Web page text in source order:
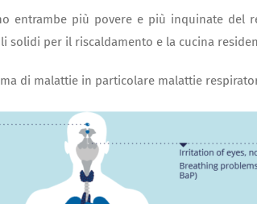
entrambe più povere e più inquinate del
solidi per il riscaldamento e la cucina
di malattie in particolare malattie